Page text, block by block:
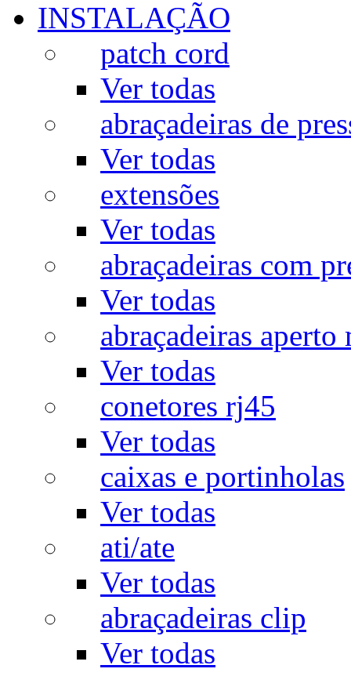
INSTALAÇÃO
patch cord
Ver todas
abraçadeiras de
Ver todas
extensões
Ver todas
abraçadeiras com
Ver todas
abraçadeiras aperto
Ver todas
conetores rj45
Ver todas
caixas e portinholas
Ver todas
ati/ate
Ver todas
abraçadeiras clip
Ver todas